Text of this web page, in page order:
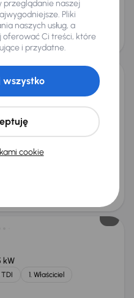
64 000 zł
serwisowa
Cena promocyjna
kW
1. Właściciel
przeglądanie naszej
Pliki
naszych usług, a
oferować Ci treści, które
i przydatne.
cookie